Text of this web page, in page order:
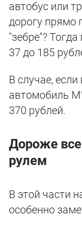
автобус или
дорогу прямо
"зебре"?
37 до 185
В случае,
автомобиль
370 рублей.
Дороже
рулем
В этой части
особенно